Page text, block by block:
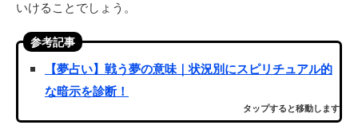
いけることでしょう。
参考記事
【夢占い】戦う夢の意味｜状況別にスピリチュアル的
な暗示を診断！
タップすると移動します